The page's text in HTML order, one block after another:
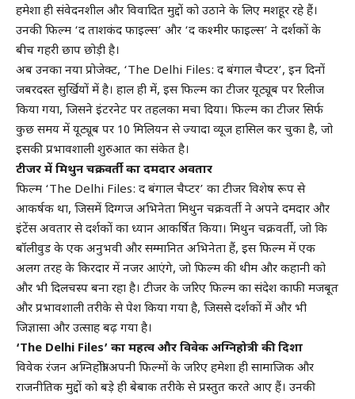
हमेशा ही संवेदनशील और विवादित मुद्दों को उठाने के लिए मशहूर रहे हैं।
उनकी फिल्म ‘द ताशकंद फाइल्स’ और ‘द कश्मीर फाइल्स’ ने दर्शकों के
बीच गहरी छाप छोड़ी है।
अब उनका नया प्रोजेक्ट, ‘The Delhi Files: द बंगाल चैप्टर’, इन दिनों
जबरदस्त सुर्खियों में है। हाल ही में, इस फिल्म का टीजर यूट्यूब पर रिलीज
किया गया, जिसने इंटरनेट पर तहलका मचा दिया। फिल्म का टीजर सिर्फ
कुछ समय में यूट्यूब पर 10 मिलियन से ज्यादा व्यूज हासिल कर चुका है, जो
इसकी प्रभावशाली शुरुआत का संकेत है।
टीजर में मिथुन चक्रवर्ती का दमदार अवतार
फिल्म ‘The Delhi Files: द बंगाल चैप्टर’ का टीजर विशेष रूप से
आकर्षक था, जिसमें दिग्गज अभिनेता मिथुन चक्रवर्ती ने अपने दमदार और
इंटेंस अवतार से दर्शकों का ध्यान आकर्षित किया। मिथुन चक्रवर्ती, जो कि
बॉलीवुड के एक अनुभवी और सम्मानित अभिनेता हैं, इस फिल्म में एक
अलग तरह के किरदार में नजर आएंगे, जो फिल्म की थीम और कहानी को
और भी दिलचस्प बना रहा है। टीजर के जरिए फिल्म का संदेश काफी मजबूत
और प्रभावशाली तरीके से पेश किया गया है, जिससे दर्शकों में और भी
जिज्ञासा और उत्साह बढ़ गया है।
‘The Delhi Files’ का महत्व और विवेक अग्निहोत्री की दिशा
विवेक रंजन अग्निहोत्री अपनी फिल्मों के जरिए हमेशा ही सामाजिक और
राजनीतिक मुद्दों को बड़े ही बेबाक तरीके से प्रस्तुत करते आए हैं। उनकी